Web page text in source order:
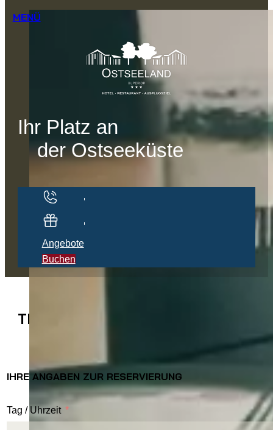
MENÜ
Ihr Platz an
der Ostseeküste
Angebote
Buchen
TISCH-RESERVIERUNG ANFRAGEN
IHRE ANGABEN ZUR RESERVIERUNG
Tag / Uhrzeit